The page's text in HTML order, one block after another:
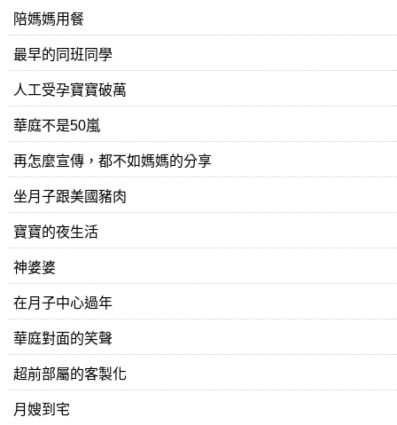
陪媽媽用餐
最早的同班同學
人工受孕寶寶破萬
華庭不是50嵐
再怎麼宣傳，都不如媽媽的分享
坐月子跟美國豬肉
寶寶的夜生活
神婆婆
在月子中心過年
華庭對面的笑聲
超前部屬的客製化
月嫂到宅